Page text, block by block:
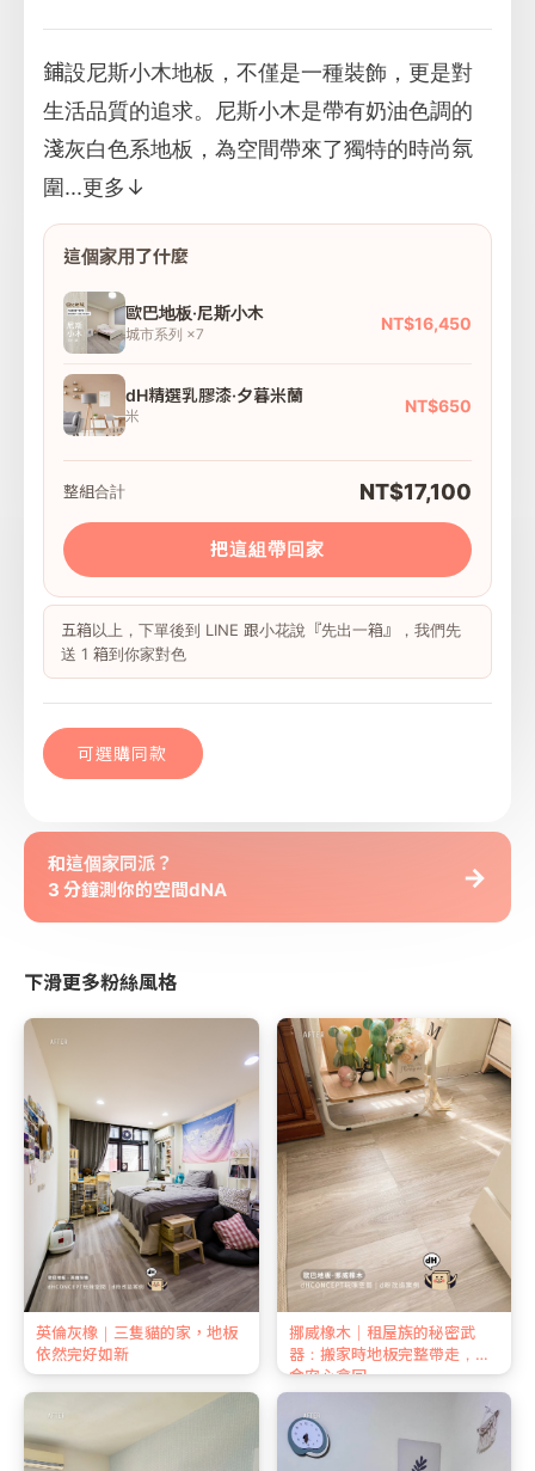
鋪設尼斯小木地板，不僅是一種裝飾，更是對
生活品質的追求。尼斯小木是帶有奶油色調的
淺灰白色系地板，為空間帶來了獨特的時尚氛
圍...更多↓
這個家用了什麼
歐巴地板·尼斯小木
城市系列 ×7
NT$16,450
dH精選乳膠漆·夕暮米蘭
米
NT$650
整組合計 NT$17,100
把這組帶回家
五箱以上，下單後到 LINE 跟小花說『先出一箱』，我們先
送 1 箱到你家對色
可選購同款
和這個家同派？
3 分鐘測你的空間dNA
→
下滑更多粉絲風格
英倫灰橡｜三隻貓的家，地板
依然完好如新
挪威橡木｜租屋族的秘密武
器：搬家時地板完整帶走，押
金安心拿回